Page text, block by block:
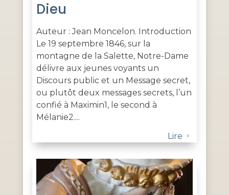
Dieu
Auteur : Jean Moncelon. Introduction
Le 19 septembre 1846, sur la
montagne de la Salette, Notre-Dame
délivre aux jeunes voyants un
Discours public et un Message secret,
ou plutôt deux messages secrets, l’un
confié à Maximin1, le second à
Mélanie2....
Lire
5